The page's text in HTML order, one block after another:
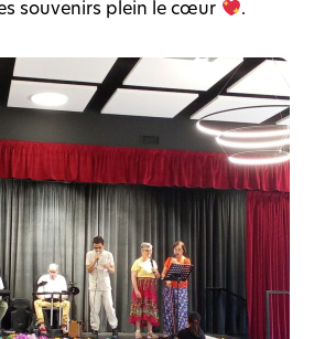
souvenirs plein le cœur
.